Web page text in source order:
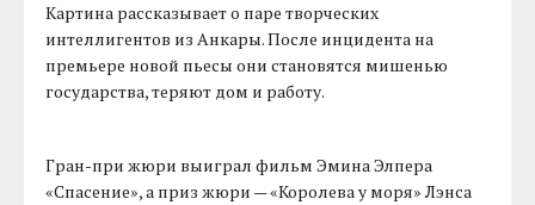
Картина рассказывает о паре творческих
интеллигентов из Анкары. После инцидента на
премьере новой пьесы они становятся мишенью
государства, теряют дом и работу.
Гран-при жюри выиграл фильм Эмина Элпера
«Спасение», а приз жюри — «Королева у моря» Лэнса